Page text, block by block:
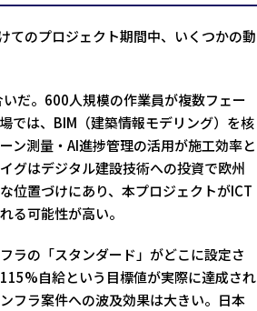
てのプロジェクト期間中、いくつかの動
だ。600人規模の作業員が複数フェー
では、BIM（建築情報モデリング）を核
ン測量・AI進捗管理の活用が施工効率と
グはデジタル建設技術への投資で欧州
位置づけにあり、本プロジェクトがICT
る可能性が高い。
ラの「スタンダード」がどこに設定さ
自給という目標値が実際に達成され
フラ案件への波及効果は大きい。日本